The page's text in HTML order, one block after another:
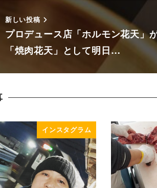
新しい投稿
プロデュース店「ホルモン花天」
「焼肉花天」として明日…
インスタグラム